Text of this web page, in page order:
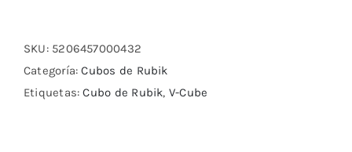
Planeta
Tierra
cantidad
SKU: 5206457000432
Categoría:Cubos de Rubik
Etiquetas:Cubo de Rubik, V-Cube